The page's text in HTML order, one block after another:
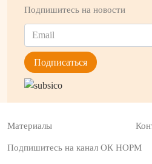
Подпишитесь на новости
Материалы
Подпишитесь на канал ОК НОРМ